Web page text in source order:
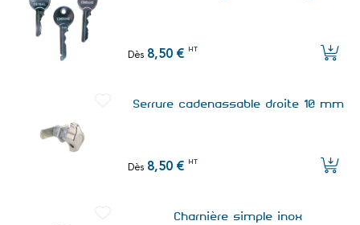
Dès 8,50 € HT
Serrure cadenassable droite 10 mm
Dès 8,50 € HT
Charnière simple inox